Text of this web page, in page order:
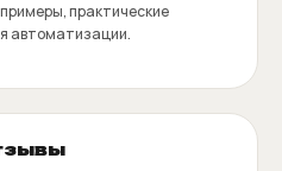
практические
автоматизации.